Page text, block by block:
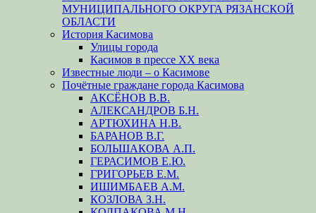
МУНИЦИПАЛЬНОГО ОКРУГА РЯЗАНСКОЙ
ОБЛАСТИ
История Касимова
Улицы города
Касимов в прессе XX века
Известные люди – о Касимове
Почётные граждане города Касимова
АКСЁНОВ В.В.
АЛЕКСАНДРОВ Б.Н.
АРТЮХИНА Н.В.
БАРАНОВ В.Г.
БОЛЬШАКОВА А.П.
ГЕРАСИМОВ Е.Ю.
ГРИГОРЬЕВ Е.М.
ИШИМБАЕВ А.М.
КОЗЛОВА З.Н.